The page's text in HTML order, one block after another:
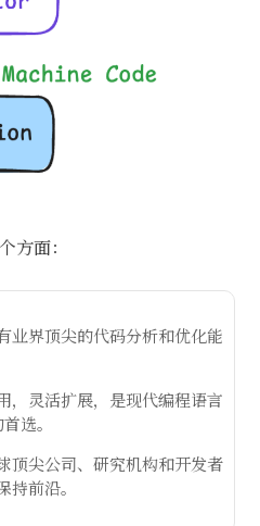
方面：
业界顶尖的代码分析和优化能
，灵活扩展，是现代编程语言
选。
顶尖公司、研究机构和开发者
前沿。